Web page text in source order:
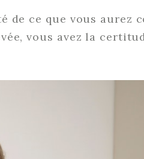
ce que vous aurez
vous avez la